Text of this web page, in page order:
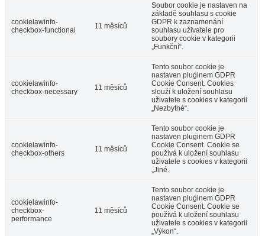
cookielawinfo-
checkbox-functional
11 měsíců
Soubor cookie je nastaven na
základě souhlasu s cookie
GDPR k zaznamenání
souhlasu uživatele pro
soubory cookie v kategorii
„Funkční“.
cookielawinfo-
checkbox-necessary
11 měsíců
Tento soubor cookie je
nastaven pluginem GDPR
Cookie Consent. Cookies
slouží k uložení souhlasu
uživatele s cookies v kategorii
„Nezbytné“.
cookielawinfo-
checkbox-others
11 měsíců
Tento soubor cookie je
nastaven pluginem GDPR
Cookie Consent. Cookie se
používá k uložení souhlasu
uživatele s cookies v kategorii
„Jiné.
cookielawinfo-
checkbox-
performance
11 měsíců
Tento soubor cookie je
nastaven pluginem GDPR
Cookie Consent. Cookie se
používá k uložení souhlasu
uživatele s cookies v kategorii
„Výkon“.